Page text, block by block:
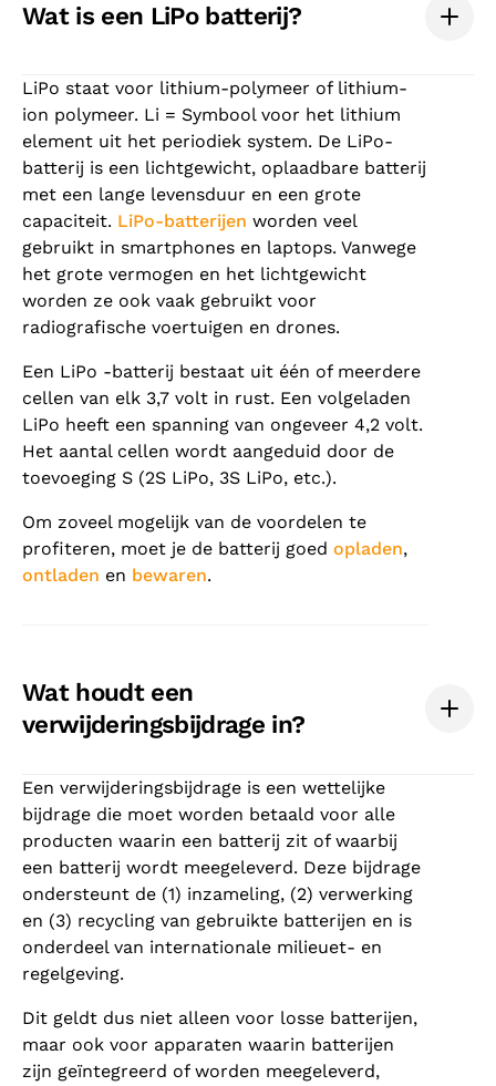
Wat is een LiPo batterij?
LiPo staat voor lithium-polymeer of lithium-
ion polymeer. Li = Symbool voor het lithium
element uit het periodiek system. De LiPo-
batterij is een lichtgewicht, oplaadbare batterij
met een lange levensduur en een grote
capaciteit. LiPo-batterijen worden veel
gebruikt in smartphones en laptops. Vanwege
het grote vermogen en het lichtgewicht
worden ze ook vaak gebruikt voor
radiografische voertuigen en drones.
Een LiPo -batterij bestaat uit één of meerdere
cellen van elk 3,7 volt in rust. Een volgeladen
LiPo heeft een spanning van ongeveer 4,2 volt.
Het aantal cellen wordt aangeduid door de
toevoeging S (2S LiPo, 3S LiPo, etc.).
Om zoveel mogelijk van de voordelen te
profiteren, moet je de batterij goed opladen,
ontladen en bewaren.
Wat houdt een
verwijderingsbijdrage in?
Een verwijderingsbijdrage is een wettelijke
bijdrage die moet worden betaald voor alle
producten waarin een batterij zit of waarbij
een batterij wordt meegeleverd. Deze bijdrage
ondersteunt de (1) inzameling, (2) verwerking
en (3) recycling van gebruikte batterijen en is
onderdeel van internationale milieu­et- en
regelgeving.
Dit geldt dus niet alleen voor losse batterijen,
maar ook voor apparaten waarin batterijen
zijn geïntegreerd of worden meegeleverd,